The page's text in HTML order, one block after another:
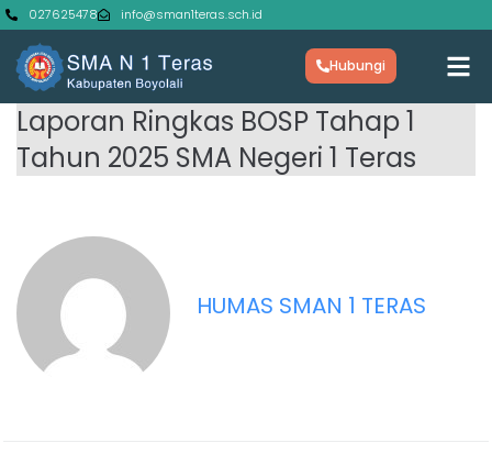
027625478 info@sman1teras.sch.id
Hubungi
Laporan Ringkas BOSP Tahap 1
Tahun 2025 SMA Negeri 1 Teras
HUMAS SMAN 1 TERAS